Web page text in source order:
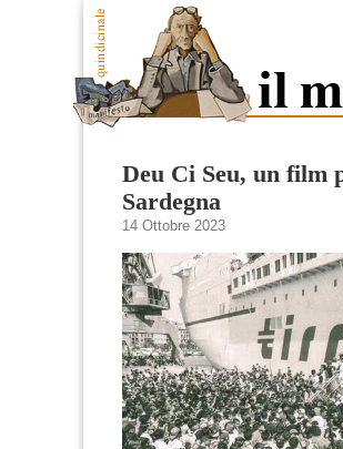
Deu Ci Seu, un film
Sardegna
14 Ottobre 2023